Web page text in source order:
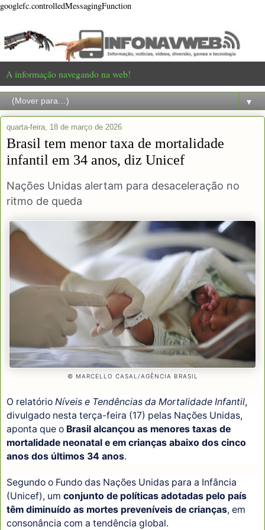
googlefc.controlledMessagingFunction
A informação navegando na web!
▼
quarta-feira, 18 de março de 2026
Brasil tem menor taxa de mortalidade
infantil em 34 anos, diz Unicef
Nações Unidas alertam para desaceleração no
ritmo de queda
© MARCELLO CASAL/AGÊNCIA BRASIL
O relatório Níveis e Tendências da Mortalidade Infantil,
divulgado nesta terça-feira (17) pelas Nações Unidas,
aponta que o Brasil alcançou as menores taxas de
mortalidade neonatal e em crianças abaixo dos cinco
anos dos últimos 34 anos.
Segundo o Fundo das Nações Unidas para a Infância
(Unicef), um conjunto de políticas adotadas pelo país
têm diminuído as mortes preveníveis de crianças, em
consonância com a tendência global.